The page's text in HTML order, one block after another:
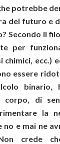
potrebbe
del futuro e
Secondo il
per
chimici, ecc.)
essere
binario,
corpo, di
la
no e mai ne
crede